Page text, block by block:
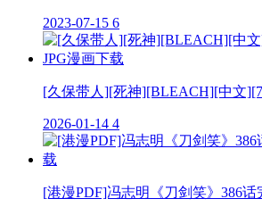
2023-07-15 6
[久保带人][死神][BLEACH][中文
2026-01-14 4
[港漫PDF]冯志明《刀剑笑》386